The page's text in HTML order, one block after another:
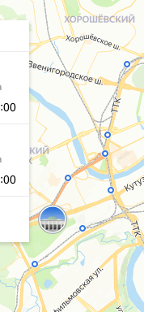
Упаковать подарок
В личный кабинет